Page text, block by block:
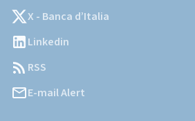
X - Banca d’Italia
Linkedin
RSS
E-mail Alert